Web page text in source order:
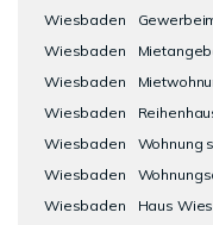
Wiesbaden
Wiesbaden
Wiesbaden
Wiesbaden
Wiesbaden
Wohnung
Wiesbaden
Wiesbaden
Haus